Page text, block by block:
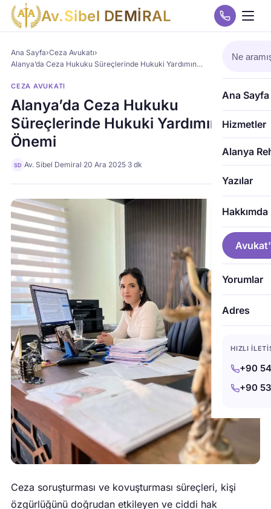
Av.Sibel DEMİRAL
Ana Sayfa
Hizmetler
Alanya
Yazılar
Hakkımda
Yorumlar
Adres
HIZLI
+90
+90
Ana Sayfa›Ceza Avukatı›
Alanya’da Ceza Hukuku Süreçlerinde Hukuki Yardımın…
CEZA AVUKATI
Alanya’da Ceza Hukuku
Süreçlerinde Hukuki Yardımın
Önemi
SD Av. Sibel Demiral·20 Ara 2025·3 dk
Ceza soruşturması ve kovuşturması süreçleri, kişi
özgürlüğünü doğrudan etkileyen ve ciddi hak